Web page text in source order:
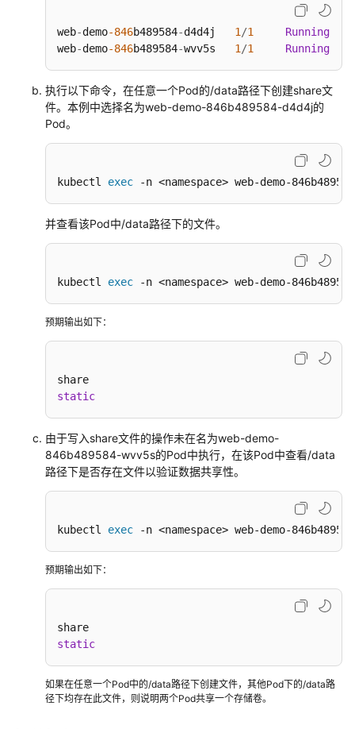
web-demo-846b489584-d4d4j 1 /1 Running
web-demo-846b489584-wvv5s 1 /1 Running
执行以下命令，在任意一个Pod的/data路径下创建share文
件。本例中选择名为web-demo-846b489584-d4d4j的
Pod。
kubectl exec -n <namespace> web-demo-
并查看该Pod中/data路径下的文件。
kubectl exec -n <namespace> web-demo-
预期输出如下：
static
由于写入share文件的操作未在名为web-demo-
846b489584-wvv5s的Pod中执行，在该Pod中查看/data
路径下是否存在文件以验证数据共享性。
kubectl exec -n <namespace> web-demo-
预期输出如下：
static
如果在任意一个Pod中的/data路径下创建文件，其他Pod下的/data路
径下均存在此文件，则说明两个Pod共享一个存储卷。